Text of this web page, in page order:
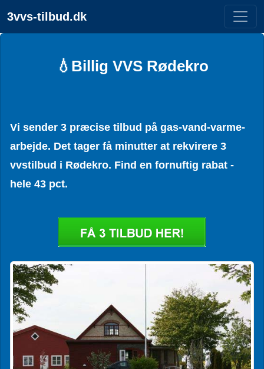
3vvs-tilbud.dk
💧Billig VVS Rødekro
Vi sender 3 præcise tilbud på gas-vand-varme-
arbejde. Det tager få minutter at rekvirere 3
vvstilbud i Rødekro. Find en fornuftig rabat -
hele 43 pct.